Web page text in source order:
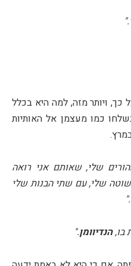
ויותר מזה, למה היא בכלל
כמו מעצמן אל האותיות
שלי, שאותם אני רואה
שלי, עם שתי הבנות שלי
בו,הנדיוומן."